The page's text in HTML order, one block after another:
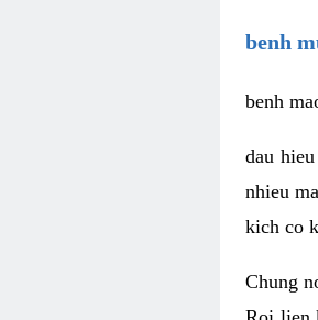
benh
benh
dau
nhieu
kich co
Chung